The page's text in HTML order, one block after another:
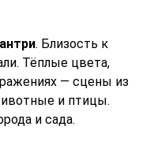
. Близость к
Тёплые цвета,
— сцены из
и птицы.
и сада.